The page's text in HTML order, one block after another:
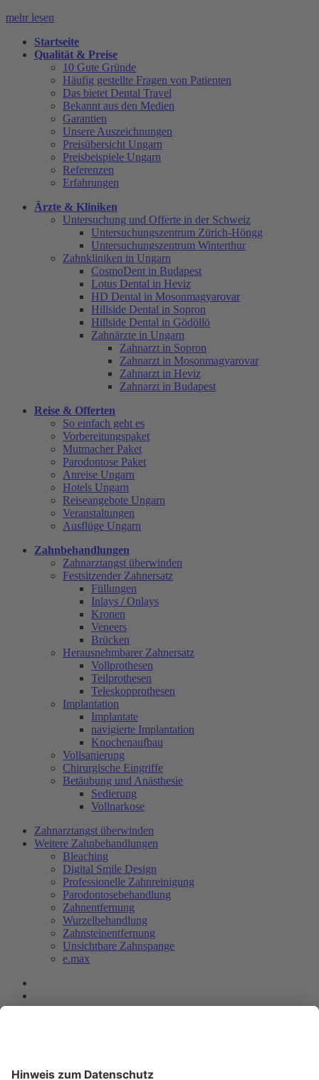
mehr lesen
Startseite
Qualität & Preise
10 Gute Gründe
Häufig gestellte Fragen von Patienten
Das bietet Dental Travel
Bekannt aus den Medien
Garantien
Unsere Auszeichnungen
Preisübersicht Ungarn
Preisbeispiele Ungarn
Referenzen
Erfahrungen
Ärzte & Kliniken
Untersuchung und Offerte in der Schweiz
Untersuchungszentrum Zürich-Höngg
Untersuchungszentrum Winterthur
Zahnkliniken in Ungarn
CosmoDent in Budapest
Lotus Dental in Heviz
HD Dental in Mosonmagyarovar
Hillside Dental in Sopron
Hillside Dental in Gödöllö
Zahnärzte in Ungarn
Zahnarzt in Sopron
Zahnarzt in Mosonmagyarovar
Zahnarzt in Heviz
Zahnarzt in Budapest
Reise & Offerten
So einfach geht es
Vorbereitungspaket
Mutmacher Paket
Parodontose Paket
Anreise Ungarn
Hotels Ungarn
Reiseangebote Ungarn
Veranstaltungen
Ausflüge Ungarn
Zahnbehandlungen
Zahnarztangst überwinden
Festsitzender Zahnersatz
Füllungen
Inlays / Onlays
Kronen
Veneers
Brücken
Herausnehmbarer Zahnersatz
Vollprothesen
Teilprothesen
Teleskopprothesen
Implantation
Implantate
navigierte Implantation
Knochenaufbau
Vollsanierung
Chirurgische Eingriffe
Betäubung und Anästhesie
Sedierung
Vollnarkose
Zahnarztangst überwinden
Weitere Zahnbehandlungen
Bleaching
Digital Smile Design
Professionelle Zahnreinigung
Parodontosebehandlung
Zahnentfernung
Wurzelbehandlung
Zahnsteinentfernung
Unsichtbare Zahnspange
e.max
Datenschutz